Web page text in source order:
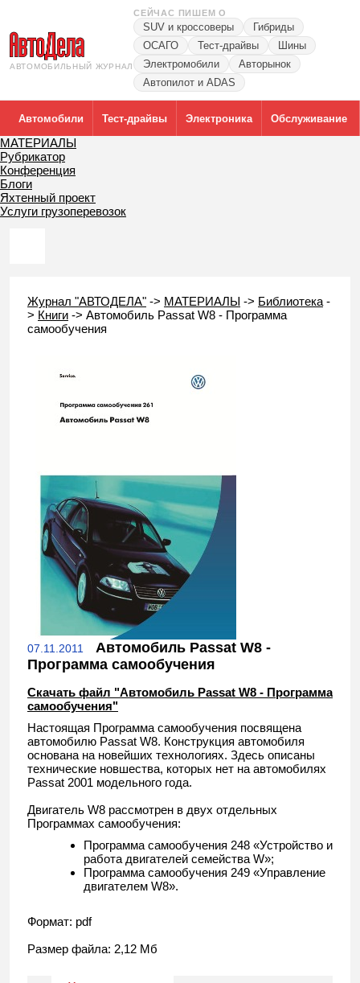
АВТОМОБИЛЬНЫЙ ЖУРНАЛ
СЕЙЧАС ПИШЕМ О
SUV и кроссоверы
Гибриды
ОСАГО
Тест-драйвы
Шины
Электромобили
Авторынок
Автопилот и ADAS
Автомобили Тест-драйвы Электроника Обслуживание
МАТЕРИАЛЫ
Рубрикатор
Конференция
Блоги
Яхтенный проект
Услуги грузоперевозок
Журнал "АВТОДЕЛА" -> МАТЕРИАЛЫ -> Библиотека -
> Книги -> Автомобиль Passat W8 - Программа
самообучения
07.11.2011
Автомобиль Passat W8 -
Программа самообучения
Скачать файл "Автомобиль Passat W8 - Программа
самообучения"
Настоящая Программа самообучения посвящена
автомобилю Passat W8. Конструкция автомобиля
основана на новейших технологиях. Здесь описаны
технические новшества, которых нет на автомобилях
Passat 2001 модельного года.
Двигатель W8 рассмотрен в двух отдельных
Программах самообучения:
Программа самообучения 248 «Устройство и
работа двигателей семейства W»;
Программа самообучения 249 «Управление
двигателем W8».
Формат: pdf
Размер файла: 2,12 Мб